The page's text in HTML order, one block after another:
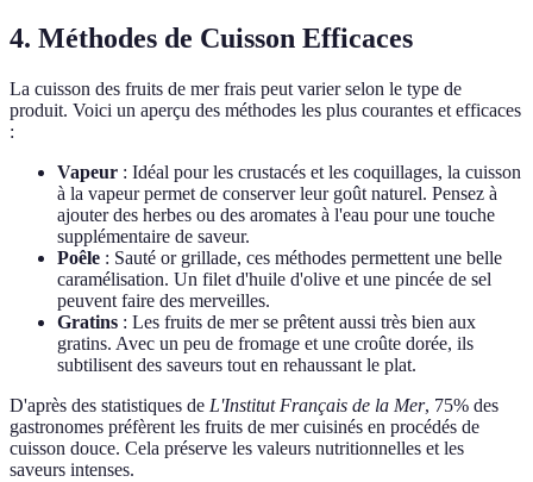
4. Méthodes de Cuisson Efficaces
La cuisson des fruits de mer frais peut varier selon le type de
produit. Voici un aperçu des méthodes les plus courantes et efficaces
:
Vapeur : Idéal pour les crustacés et les coquillages, la cuisson
à la vapeur permet de conserver leur goût naturel. Pensez à
ajouter des herbes ou des aromates à l'eau pour une touche
supplémentaire de saveur.
Poêle : Sauté or grillade, ces méthodes permettent une belle
caramélisation. Un filet d'huile d'olive et une pincée de sel
peuvent faire des merveilles.
Gratins : Les fruits de mer se prêtent aussi très bien aux
gratins. Avec un peu de fromage et une croûte dorée, ils
subtilisent des saveurs tout en rehaussant le plat.
D'après des statistiques de L'Institut Français de la Mer, 75% des
gastronomes préfèrent les fruits de mer cuisinés en procédés de
cuisson douce. Cela préserve les valeurs nutritionnelles et les
saveurs intenses.